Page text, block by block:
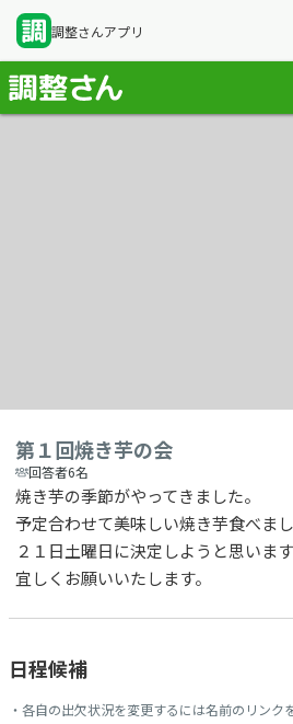
調整さんアプリ
第１回焼き芋の会
回答者6名
焼き芋の季節がやってきました。
予定合わせて美味しい焼き芋食べまし
２１日土曜日に決定しようと思います
宜しくお願いいたします。
日程候補
・各自の出欠状況を変更するには名前のリンク